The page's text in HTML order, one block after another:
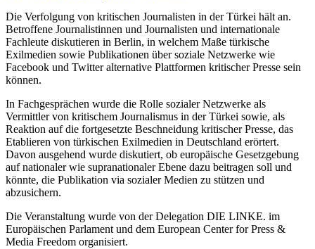
Die Verfolgung von kritischen Journalisten in der Türkei hält an.
Betroffene Journalistinnen und Journalisten und internationale
Fachleute diskutieren in Berlin, in welchem Maße türkische
Exilmedien sowie Publikationen über soziale Netzwerke wie
Facebook und Twitter alternative Plattformen kritischer Presse sein
können.
In Fachgesprächen wurde die Rolle sozialer Netzwerke als
Vermittler von kritischem Journalismus in der Türkei sowie, als
Reaktion auf die fortgesetzte Beschneidung kritischer Presse, das
Etablieren von türkischen Exilmedien in Deutschland erörtert.
Davon ausgehend wurde diskutiert, ob europäische Gesetzgebung
auf nationaler wie supranationaler Ebene dazu beitragen soll und
könnte, die Publikation via sozialer Medien zu stützen und
abzusichern.
Die Veranstaltung wurde von der Delegation DIE LINKE. im
Europäischen Parlament und dem European Center for Press &
Media Freedom organisiert.